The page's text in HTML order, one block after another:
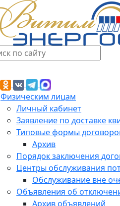
Физическим лицам
Личный кабинет
Заявление по доставке
Типовые формы
Архив
Порядок заключения
Центры обслуживания
Обслуживание вне
Объявления об
Архив объявлений